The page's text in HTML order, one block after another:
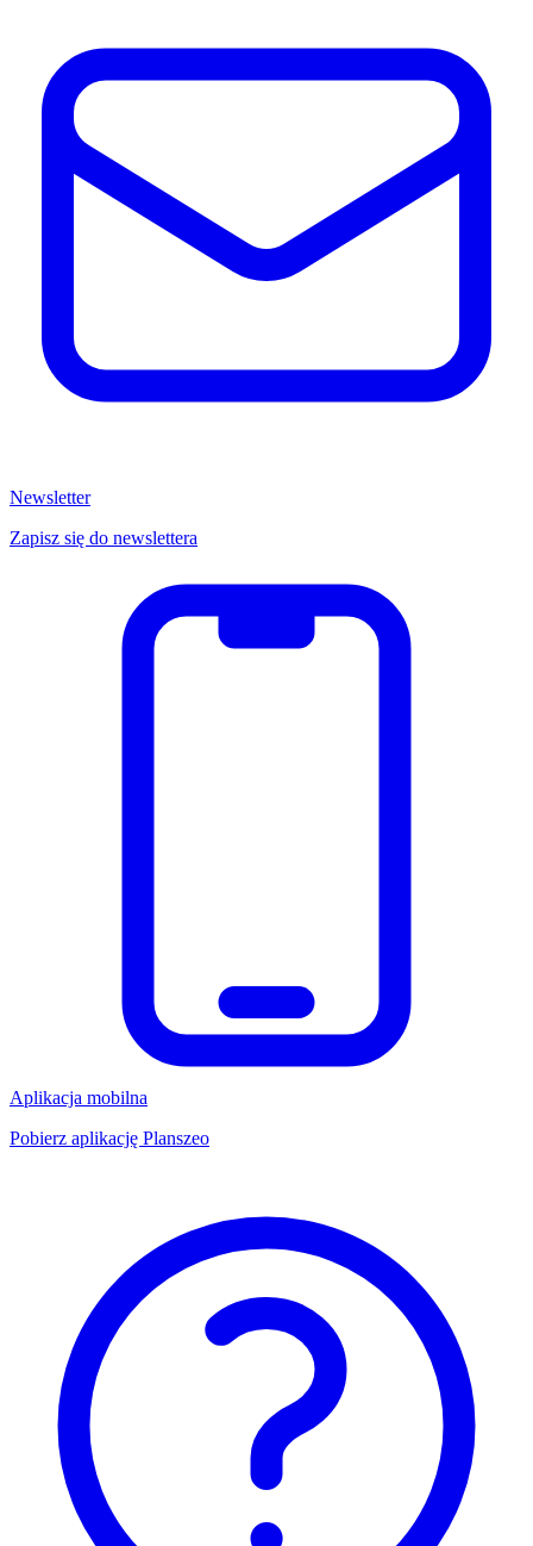
Newsletter
Zapisz się do newslettera
Aplikacja mobilna
Pobierz aplikację Planszeo